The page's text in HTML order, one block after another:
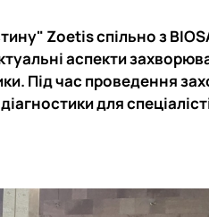
Zoetis спільно з
аспекти
Під час проведення
для